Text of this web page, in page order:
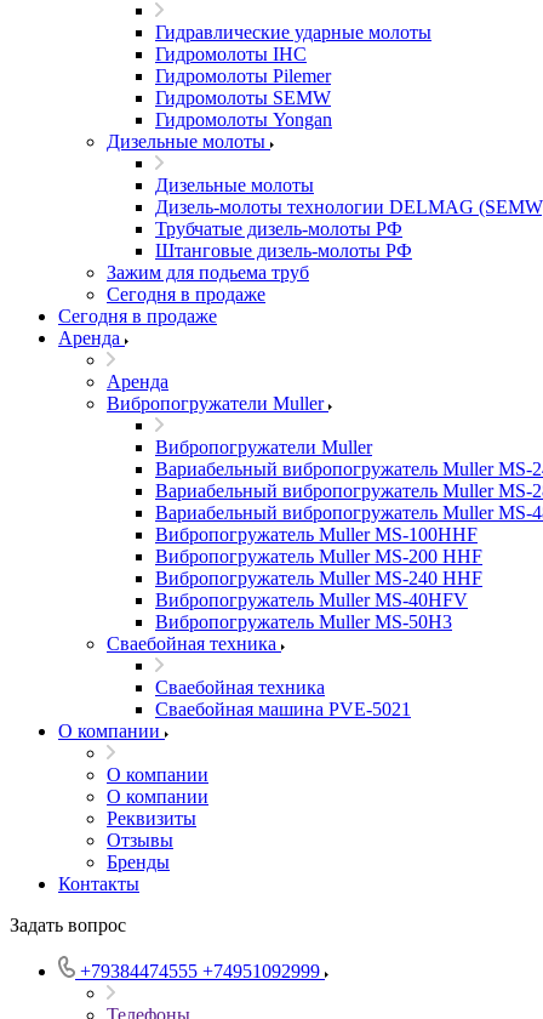
Гидравлические ударные молоты
Гидромолоты IHC
Гидромолоты Pilemer
Гидромолоты SEMW
Гидромолоты Yongan
Дизельные молоты
Дизельные молоты
Дизель-молоты технологии DELMAG
Трубчатые дизель-молоты РФ
Штанговые дизель-молоты РФ
Зажим для подьема труб
Сегодня в продаже
Сегодня в продаже
Аренда
Аренда
Вибропогружатели Muller
Вибропогружатели Muller
Вариабельный вибропогружатель Muller MS-
Вариабельный вибропогружатель Muller MS-
Вариабельный вибропогружатель Muller MS-
Вибропогружатель Muller MS-100HHF
Вибропогружатель Muller MS-200 HHF
Вибропогружатель Muller MS-240 HHF
Вибропогружатель Muller MS-40HFV
Вибропогружатель Muller MS-50H3
Сваебойная техника
Сваебойная техника
Сваебойная машина PVE-5021
О компании
О компании
О компании
Реквизиты
Отзывы
Бренды
Контакты
Задать вопрос
+79384474555 +74951092999
Телефоны